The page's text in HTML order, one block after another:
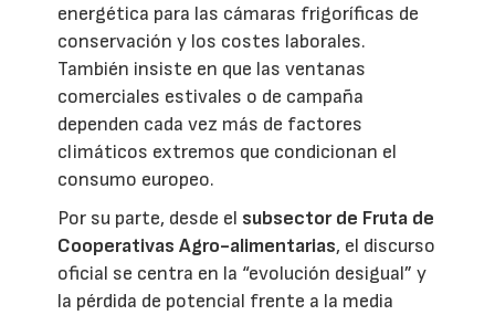
energética para las cámaras frigoríficas de
conservación y los costes laborales.
También insiste en que las ventanas
comerciales estivales o de campaña
dependen cada vez más de factores
climáticos extremos que condicionan el
consumo europeo.
Por su parte, desde el subsector de Fruta de
Cooperativas Agro-alimentarias, el discurso
oficial se centra en la “evolución desigual” y
la pérdida de potencial frente a la media